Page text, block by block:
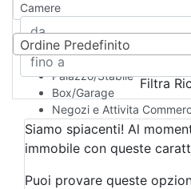
Rustico/Casale
Camera d'Albergo
Multiproprietà
Palazzo/Stabile
Box/Garage
Negozi e Attivita
Qualsiasi
Attività/Licenza
Azienda Agricola
Bar/Ristorante
Camere
Ordine Predefinito
Filtra
Siamo spiacenti! Al
immobile con queste
Puoi provare queste